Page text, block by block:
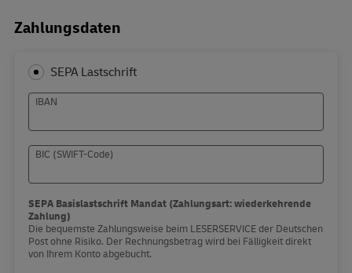
Zahlungsdaten
SEPA Lastschrift
IBAN
BIC (SWIFT-Code)
SEPA Basislastschrift Mandat (Zahlungsart: wiederkehrende
Zahlung)
Die bequemste Zahlungsweise beim LESERSERVICE der Deutschen
Post ohne Risiko. Der Rechnungsbetrag wird bei Fälligkeit direkt
von Ihrem Konto abgebucht.